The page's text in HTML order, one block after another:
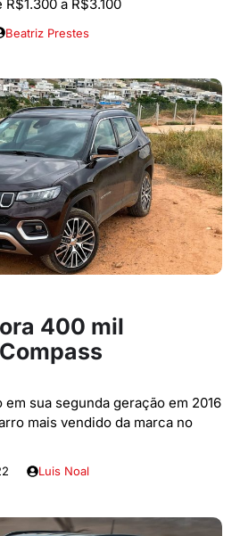
a R$3.100
Beatriz Prestes
400 mil
sua segunda geração em 2016
mais vendido da marca no
Luis Noal